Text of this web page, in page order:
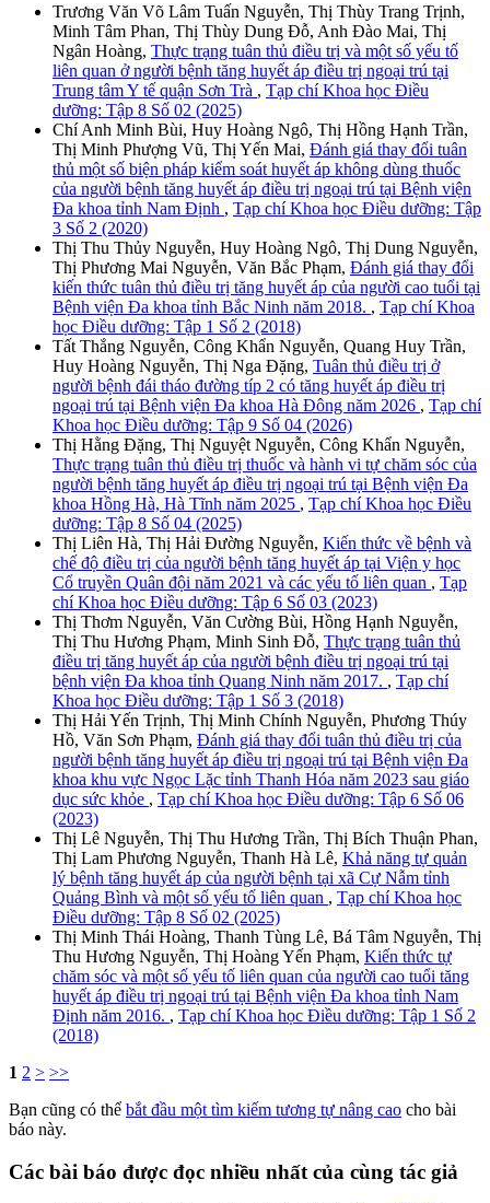
Trương Văn Võ Lâm Tuấn Nguyễn, Thị Thùy Trang Trịnh,
Minh Tâm Phan, Thị Thùy Dung Đỗ, Anh Đào Mai, Thị
Ngân Hoàng, Thực trạng tuân thủ điều trị và một số yếu tố
liên quan ở người bệnh tăng huyết áp điều trị ngoại trú tại
Trung tâm Y tế quận Sơn Trà , Tạp chí Khoa học Điều
dưỡng: Tập 8 Số 02 (2025)
Chí Anh Minh Bùi, Huy Hoàng Ngô, Thị Hồng Hạnh Trần,
Thị Minh Phượng Vũ, Thị Yến Mai, Đánh giá thay đổi tuân
thủ một số biện pháp kiểm soát huyết áp không dùng thuốc
của người bệnh tăng huyết áp điều trị ngoại trú tại Bệnh viện
Đa khoa tỉnh Nam Định , Tạp chí Khoa học Điều dưỡng: Tập
3 Số 2 (2020)
Thị Thu Thủy Nguyễn, Huy Hoàng Ngô, Thị Dung Nguyễn,
Thị Phương Mai Nguyễn, Văn Bắc Phạm, Đánh giá thay đổi
kiến thức tuân thủ điều trị tăng huyết áp của người cao tuổi tại
Bệnh viện Đa khoa tỉnh Bắc Ninh năm 2018. , Tạp chí Khoa
học Điều dưỡng: Tập 1 Số 2 (2018)
Tất Thắng Nguyễn, Công Khẩn Nguyễn, Quang Huy Trần,
Huy Hoàng Nguyễn, Thị Nga Đặng, Tuân thủ điều trị ở
người bệnh đái tháo đường típ 2 có tăng huyết áp điều trị
ngoại trú tại Bệnh viện Đa khoa Hà Đông năm 2026 , Tạp chí
Khoa học Điều dưỡng: Tập 9 Số 04 (2026)
Thị Hằng Đặng, Thị Nguyệt Nguyễn, Công Khẩn Nguyễn,
Thực trạng tuân thủ điều trị thuốc và hành vi tự chăm sóc của
người bệnh tăng huyết áp điều trị ngoại trú tại Bệnh viện Đa
khoa Hồng Hà, Hà Tĩnh năm 2025 , Tạp chí Khoa học Điều
dưỡng: Tập 8 Số 04 (2025)
Thị Liên Hà, Thị Hải Đường Nguyễn, Kiến thức về bệnh và
chế độ điều trị của người bệnh tăng huyết áp tại Viện y học
Cổ truyền Quân đội năm 2021 và các yếu tố liên quan , Tạp
chí Khoa học Điều dưỡng: Tập 6 Số 03 (2023)
Thị Thơm Nguyễn, Văn Cường Bùi, Hồng Hạnh Nguyễn,
Thị Thu Hương Phạm, Minh Sinh Đỗ, Thực trạng tuân thủ
điều trị tăng huyết áp của người bệnh điều trị ngoại trú tại
bệnh viện Đa khoa tỉnh Quang Ninh năm 2017. , Tạp chí
Khoa học Điều dưỡng: Tập 1 Số 3 (2018)
Thị Hải Yến Trịnh, Thị Minh Chính Nguyễn, Phương Thúy
Hồ, Văn Sơn Phạm, Đánh giá thay đổi tuân thủ điều trị của
người bệnh tăng huyết áp điều trị ngoại trú tại Bệnh viện Đa
khoa khu vực Ngọc Lặc tỉnh Thanh Hóa năm 2023 sau giáo
dục sức khỏe , Tạp chí Khoa học Điều dưỡng: Tập 6 Số 06
(2023)
Thị Lê Nguyễn, Thị Thu Hương Trần, Thị Bích Thuận Phan,
Thị Lam Phương Nguyễn, Thanh Hà Lê, Khả năng tự quản
lý bệnh tăng huyết áp của người bệnh tại xã Cự Nẫm tỉnh
Quảng Bình và một số yếu tố liên quan , Tạp chí Khoa học
Điều dưỡng: Tập 8 Số 02 (2025)
Thị Minh Thái Hoàng, Thanh Tùng Lê, Bá Tâm Nguyễn, Thị
Thu Hương Nguyễn, Thị Hoàng Yến Phạm, Kiến thức tự
chăm sóc và một số yếu tố liên quan của người cao tuổi tăng
huyết áp điều trị ngoại trú tại Bệnh viện Đa khoa tỉnh Nam
Định năm 2016. , Tạp chí Khoa học Điều dưỡng: Tập 1 Số 2
(2018)
1 2 > >>
Bạn cũng có thể bắt đầu một tìm kiếm tương tự nâng cao cho bài
báo này.
Các bài báo được đọc nhiều nhất của cùng tác giả